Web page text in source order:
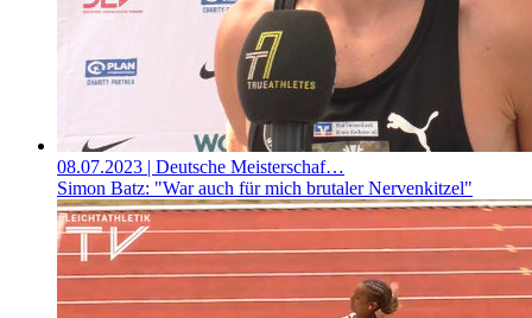
08.07.2023 | Deutsche Meisterschaf…
Simon Batz: "War auch für mich brutaler Nervenkitzel"